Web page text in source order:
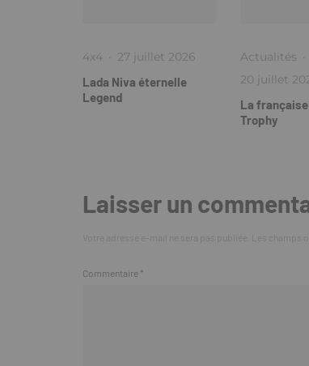
4x4 · 27 juillet 2026
Lada Niva éternelle
Legend
Actualités ·
20 juillet
La
Trophy
Laisser un
Commentaire *